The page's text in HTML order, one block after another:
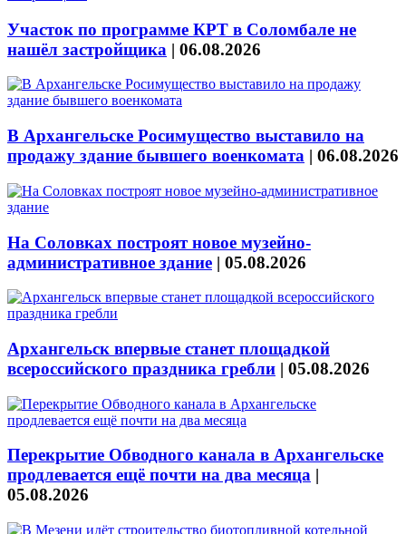
Участок по программе КРТ в Соломбале не
нашёл застройщика | 06.08.2026
В Архангельске Росимущество выставило на
продажу здание бывшего военкомата | 06.08.2026
На Соловках построят новое музейно-
административное здание | 05.08.2026
Архангельск впервые станет площадкой
всероссийского праздника гребли | 05.08.2026
Перекрытие Обводного канала в Архангельске
продлевается ещё почти на два месяца |
05.08.2026